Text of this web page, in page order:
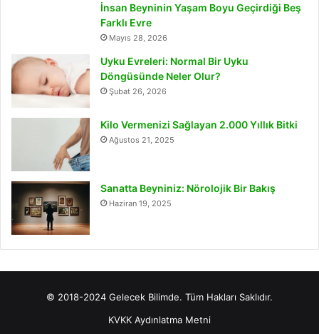
İnsan Beyninin Yaşam Boyu Geçirdiği Beş
Farklı Evre
Mayıs 28, 2026
Uyku Evreleri: Normal Bir Uyku
Döngüsünde Neler Olur?
Şubat 26, 2026
Kilo Vermenizi Sağlayan 2.000 Yıllık Bitki
Ağustos 21, 2025
Sanatta Beyniniz: Nörolojik Bir Bakış
Haziran 19, 2025
© 2018-2024 Gelecek Bilimde. Tüm Hakları Saklıdır.
KVKK Aydınlatma Metni